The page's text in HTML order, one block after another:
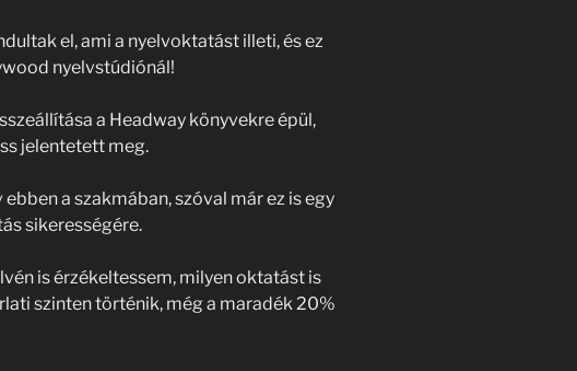
el, ami a nyelvoktatást illeti, és ez
nyelvstúdiónál!
a Headway könyvekre épül,
jelentetett meg.
a szakmában, szóval már ez is egy
sikerességére.
is érzékeltessem, milyen oktatást is
szinten történik, még a maradék 20%